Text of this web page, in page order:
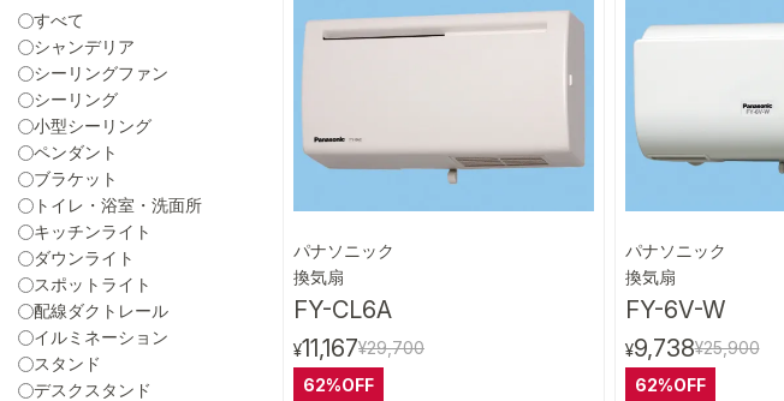
すべて
シャンデリア
シーリングファン
シーリング
小型シーリング
ペンダント
ブラケット
トイレ・浴室・洗面所
キッチンライト
ダウンライト
スポットライト
配線ダクトレール
イルミネーション
スタンド
デスクスタンド
パナソニック
換気扇
FY-CL6A
¥11,167¥29,700
62%OFF
パナソニック
換気扇
FY-6V-W
¥9,738¥25,900
62%OFF